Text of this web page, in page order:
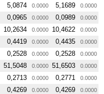
5,0874 0.0000 5,1689 0.0000
0,0965 0.0000 0,0989 0.0000
10,2634 0.0000 10,4622 0.0000
0,4419 0.0000 0,4435 0.0000
0,2528 0.0000 0,2528 0.0000
51,5048 0.0000 51,6503 0.0000
0,2713 0.0000 0,2771 0.0000
0,4269 0.0000 0,4269 0.0000